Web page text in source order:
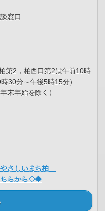
窓口
第2，柏西口第2は午前10時
時30分～午後5時15分）
末年始を除く）
やさしいまち柏
ちらから◇◆